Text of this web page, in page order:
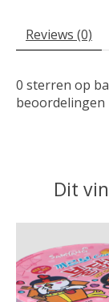
Reviews (0)
0 sterren op
beoordelingen
Dit
Items van